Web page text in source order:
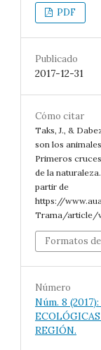
PDF
Publicado
2017-12-31
Cómo citar
Taks, J., &
son los
Primeros
de la naturaleza.
partir de
https://
Trama/article/
Formatos
Número
Núm. 8
REGIÓN.